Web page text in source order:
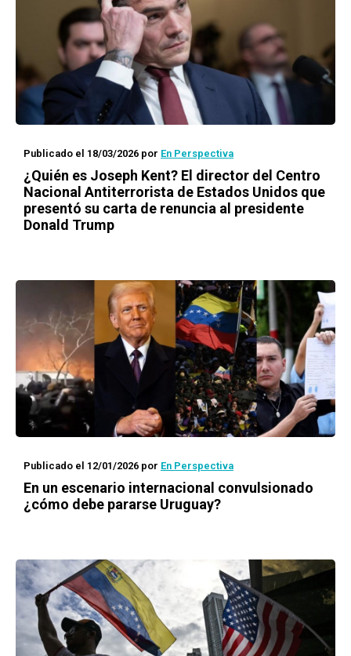
Publicado el 18/03/2026 por En Perspectiva
¿Quién es Joseph Kent? El director del Centro
Nacional Antiterrorista de Estados Unidos que
presentó su carta de renuncia al presidente
Donald Trump
Publicado el 12/01/2026 por En Perspectiva
En un escenario internacional convulsionado
¿cómo debe pararse Uruguay?